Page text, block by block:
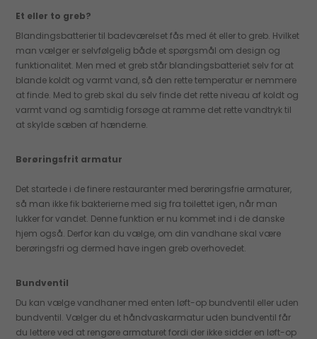
Et eller to greb?
Blandingsbatterier til badeværelset fås med ét eller to greb. Hvilket
man vælger er selvfølgelig både et spørgsmål om design og
funktionalitet. Men med et greb står blandingsbatteriet selv for at
blande koldt og varmt vand, så den rette temperatur er nemmere
at finde. Med to greb skal du selv finde det rette niveau af koldt og
varmt vand og samtidig forsøge at ramme det rette vandtryk til
at skylde sæben af hænderne.
Berøringsfrit armatur
Det startede i de finere restauranter med berøringsfrie armaturer,
så man ikke fik bakterierne med sig fra toilettet igen, når man
lukker for vandet. Denne funktion er nu kommet ind i de danske
hjem også. Derfor kan du vælge, om din vandhane skal være
berøringsfri og dermed have ingen greb overhovedet.
Bundventil
Du kan vælge vandhaner med enten løft-op bundventil eller uden
bundventil. Vælger du et håndvaskarmatur uden bundventil får
du lettere ved at rengøre armaturet fordi der ikke sidder en løft-op